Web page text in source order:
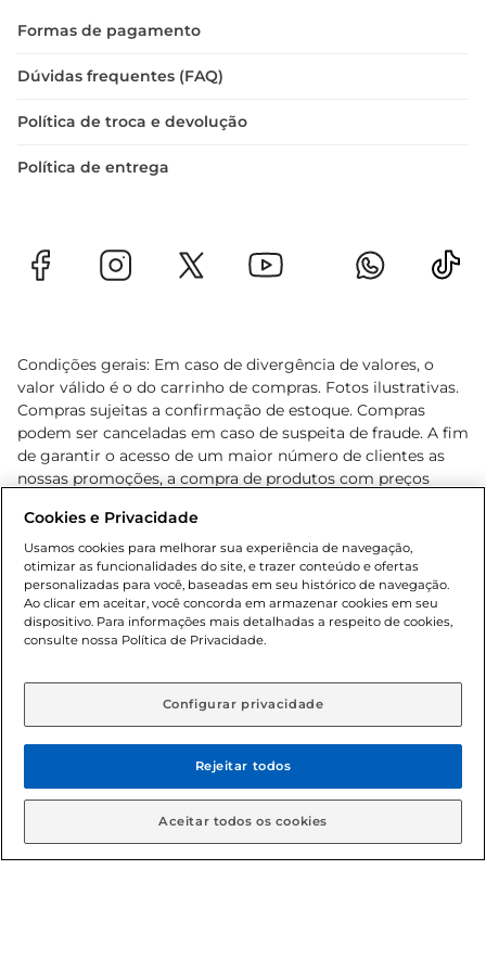
Formas de pagamento
Dúvidas frequentes (FAQ)
Política de troca e devolução
Política de entrega
Condições gerais: Em caso de divergência de valores, o
valor válido é o do carrinho de compras. Fotos ilustrativas.
Compras sujeitas a confirmação de estoque. Compras
podem ser canceladas em caso de suspeita de fraude. A fim
de garantir o acesso de um maior número de clientes as
nossas promoções, a compra de produtos com preços
cliente. Os preços, ofertas e condições são exclusivos para
o e-commerce e válidos durante o dia de hoje, podendo
sofrer alterações sem prévia notificação. Proibida a venda
de bebidas alcoólicas para menores de 18 anos, conforme
Lei n.º 8069/90, art. 81, inciso II (Estatuto da Criança e do
Adolescente). Preços e condições exclusivos para o
aviso prévio. O valor mínimo para as compras on-line é de
© 2026 Copyright. Todos os direitos
reservados Gbarbosa.
Cookies e Privacidade
Usamos cookies para melhorar sua experiência de navegação,
otimizar as funcionalidades do site, e trazer conteúdo e ofertas
personalizadas para você, baseadas em seu histórico de navegação.
Ao clicar em aceitar, você concorda em armazenar cookies em seu
dispositivo. Para informações mais detalhadas a respeito de cookies,
consulte nossa Política de Privacidade.
Configurar privacidade
Rejeitar todos
Aceitar todos os cookies